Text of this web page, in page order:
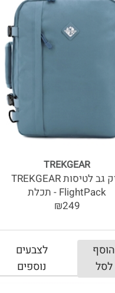
TREKGEAR
תיק גב לטיסות TREKGEAR
FlightPack - תכלת
₪249
הוסף
לסל
לצבעים
נוספים